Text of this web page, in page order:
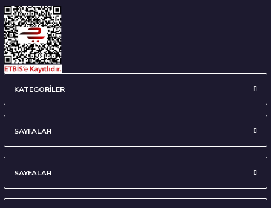
Stokta 12 Adet
KATEGORİLER
SAYFALAR
SAYFALAR